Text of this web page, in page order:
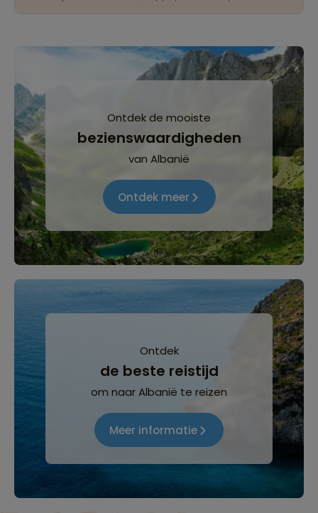
Ontdek de mooiste
bezienswaardigheden
van Albanië
Ontdek meer
Ontdek
de beste reistijd
om naar Albanië te reizen
Meer informatie